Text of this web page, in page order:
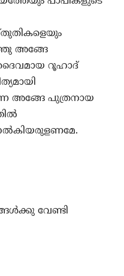
അങ്ങേ
റൂഹാദ്
അങ്ങേ പുത്രനായ
വേണ്ടി